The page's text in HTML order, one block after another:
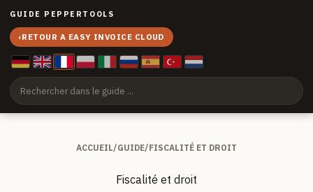
GUIDE PEPPERTOOLS
‹RETOUR A EASY INVOICE CLOUD
ACCUEIL/GUIDE/FISCALITÉ ET DROIT
Fiscalité et droit